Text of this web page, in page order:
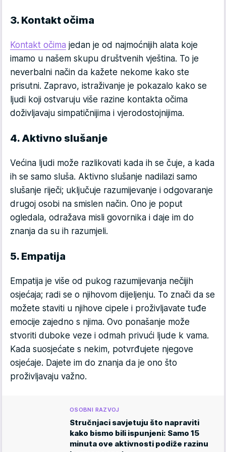
3. Kontakt očima
Kontakt očima jedan je od najmoćnijih alata koje
imamo u našem skupu društvenih vještina. To je
neverbalni način da kažete nekome kako ste
prisutni. Zapravo, istraživanje je pokazalo kako se
ljudi koji ostvaruju više razine kontakta očima
doživljavaju simpatičnijima i vjerodostojnijima.
4. Aktivno slušanje
Većina ljudi može razlikovati kada ih se čuje, a kada
ih se samo sluša. Aktivno slušanje nadilazi samo
slušanje riječi; uključuje razumijevanje i odgovaranje
drugoj osobi na smislen način. Ono je poput
ogledala, odražava misli govornika i daje im do
znanja da su ih razumjeli.
5. Empatija
Empatija je više od pukog razumijevanja nečijih
osjećaja; radi se o njihovom dijeljenju. To znači da se
možete staviti u njihove cipele i proživljavate tuđe
emocije zajedno s njima. Ovo ponašanje može
stvoriti duboke veze i odmah privući ljude k vama.
Kada suosjećate s nekim, potvrđujete njegove
osjećaje. Dajete im do znanja da je ono što
proživljavaju važno.
OSOBNI RAZVOJ
Stručnjaci savjetuju što napraviti
kako bismo bili ispunjeni: Samo 15
minuta ove aktivnosti podiže razinu